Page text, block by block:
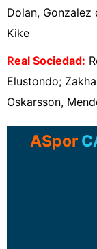
Dolan,
Kike
Real Sociedad:
Elustondo;
Oskarsson,
ASpor